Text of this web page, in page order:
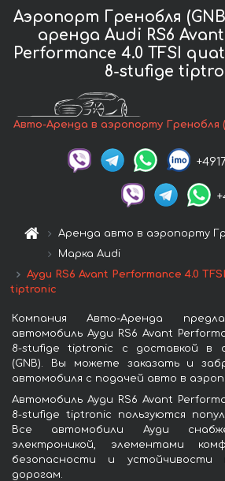
Аэропорт Гренобля
аренда Audi RS6 Avant
Performance 4.0 TFSI
8-stufige
Авто-Аренда в аэропорту Гренобля
Аренда авто в аэропорту
Марка Audi
Ауди RS6 Avant Performance 4.0
tiptronic
Компания Авто-Аренда
автомобиль Ауди RS6 Avant
8-stufige tiptronic с доставкой в
(GNB). Вы можете заказать и
автомобиля с подачей авто в
Автомобиль Ауди RS6 Avant
8-stufige tiptronic пользуются
Все автомобили Ауди
электроникой, элементами
безопасности и
дорогам.